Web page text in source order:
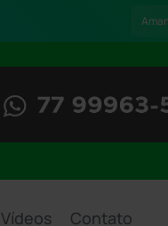
Vídeos Contato